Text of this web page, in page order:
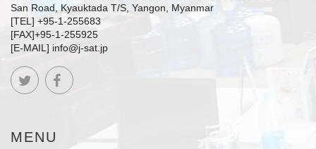
San Road, Kyauktada T/S, Yangon, Myanmar
[TEL] +95-1-255683
[FAX]+95-1-255925
[E-MAIL] info@j-sat.jp
MENU